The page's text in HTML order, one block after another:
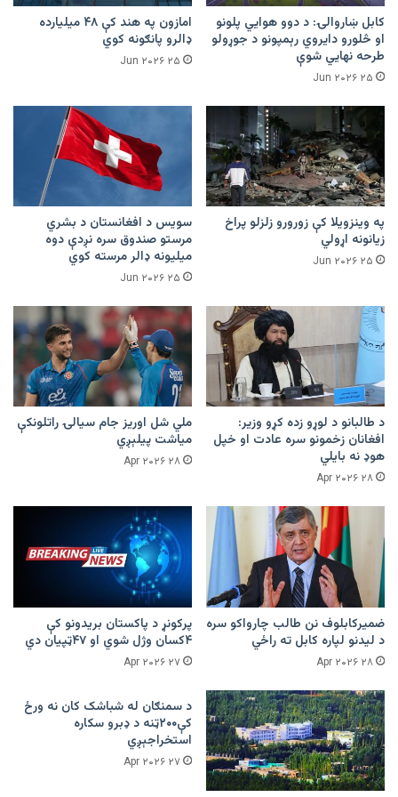
کابل ښاروالۍ: د دوو هوايي پلونو
او څلورو دایروي رېمپونو د جوړولو
طرحه نهایي شوې
۲۵ Jun ۲۰۲۶
امازون په هند کې ۴۸ میلیارده
ډالرو پانګونه کوي
۲۵ Jun ۲۰۲۶
په وینزویلا کې زورورو زلزلو پراخ
زیانونه اړولي
۲۵ Jun ۲۰۲۶
سویس د افغانستان د بشري
مرستو صندوق سره نږدې دوه
میلیونه ډالر مرسته کوي
۲۵ Jun ۲۰۲۶
د طالبانو د لوړو زده کړو وزیر:
افغانان زخمونو سره عادت او خپل
هوډ نه بایلي
۲۸ Apr ۲۰۲۶
ملي شل اوریز جام سیالۍ راتلونکې
میاشت پیلېږي
۲۸ Apr ۲۰۲۶
ضمیرکابلوف نن طالب چارواکو سره
د لیدنو لپاره کابل ته راځي
۲۸ Apr ۲۰۲۶
پرکونړ د پاکستان بریدونو کې
۴کسان وژل شوي او ۴۷ټپیان دي
۲۷ Apr ۲۰۲۶
د سمنګان له شباشک کان نه ورځ
کې۲۰۰ټنه د ډبرو سکاره
استخراجېږي
۲۷ Apr ۲۰۲۶